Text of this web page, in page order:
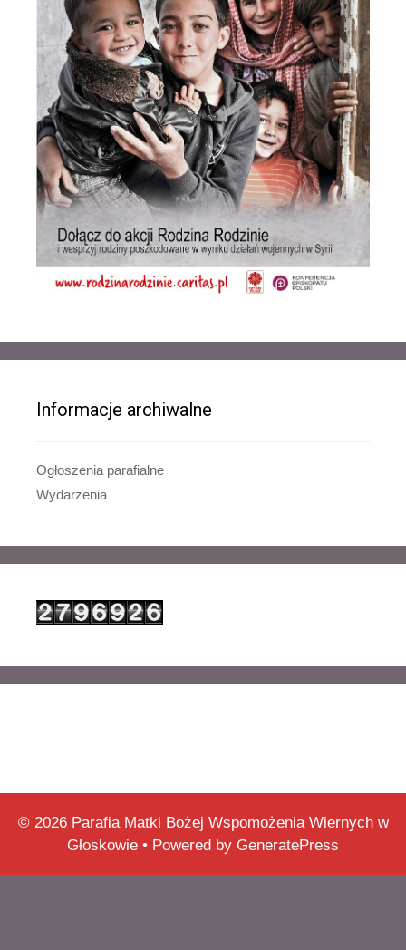
Informacje archiwalne
Ogłoszenia parafialne
Wydarzenia
© 2026 Parafia Matki Bożej Wspomożenia Wiernych w
Głoskowie • Powered by GeneratePress